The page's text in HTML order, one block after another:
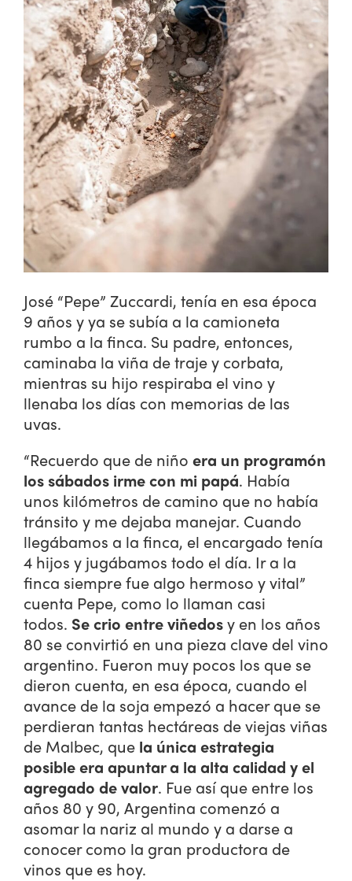
José “Pepe” Zuccardi, tenía en esa época
9 años y ya se subía a la camioneta
rumbo a la finca. Su padre, entonces,
caminaba la viña de traje y corbata,
mientras su hijo respiraba el vino y
llenaba los días con memorias de las
uvas.
“Recuerdo que de niño era un programón
los sábados irme con mi papá. Había
unos kilómetros de camino que no había
tránsito y me dejaba manejar. Cuando
llegábamos a la finca, el encargado tenía
4 hijos y jugábamos todo el día. Ir a la
finca siempre fue algo hermoso y vital”
cuenta Pepe, como lo llaman casi
todos. Se crio entre viñedosy en los años
80 se convirtió en una pieza clave del vino
argentino. Fueron muy pocos los que se
dieron cuenta, en esa época, cuando el
avance de la soja empezó a hacer que se
perdieran tantas hectáreas de viejas viñas
de Malbec, que la única estrategia
posible era apuntar a la alta calidad y el
agregado de valor. Fue así que entre los
años 80 y 90, Argentina comenzó a
asomar la nariz al mundo y a darse a
conocer como la gran productora de
vinos que es hoy.